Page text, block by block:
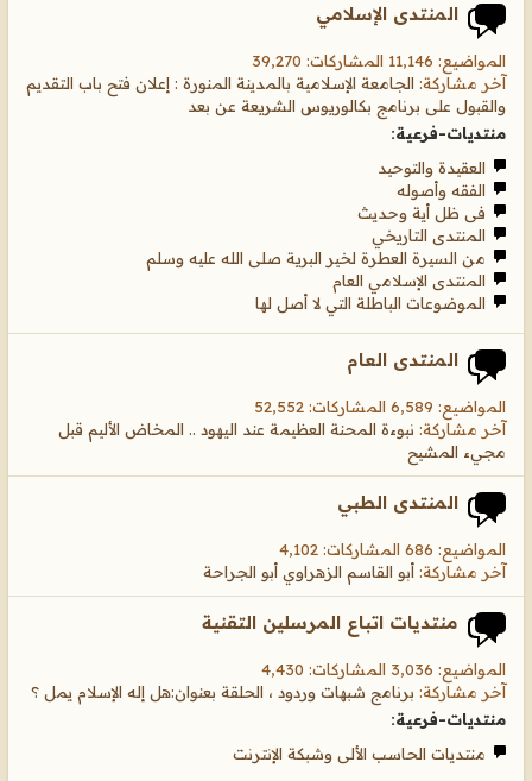
المنتدى الإسلامي
المواضيع: 11,146 المشاركات: 39,270
آخر مشاركة: الجامعة الإسلامية بالمدينة المنورة : إعلان فتح باب التقديم
والقبول على برنامج بكالوريوس الشريعة عن بعد
منتديات-فرعية:
العقيدة والتوحيد
الفقه وأصوله
فى ظل أية وحديث
المنتدى التاريخي
من السيرة العطرة لخير البرية صلى الله عليه وسلم
المنتدى الإسلامي العام
الموضوعات الباطلة التي لا أصل لها
المنتدى العام
المواضيع: 6,589 المشاركات: 52,552
آخر مشاركة: نبوءة المحنة العظيمة عند اليهود .. المخاض الأليم قبل
مجيء المشيح
المنتدى الطبي
المواضيع: 686 المشاركات: 4,102
آخر مشاركة: أبو القاسم الزهراوي أبو الجراحة
منتديات اتباع المرسلين التقنية
المواضيع: 3,036 المشاركات: 4,430
آخر مشاركة: برنامج شبهات وردود ، الحلقة بعنوان:هل إله الإسلام يمل ؟
منتديات-فرعية:
منتديات الحاسب الألى وشبكة الإنترنت